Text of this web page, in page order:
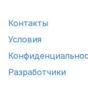
Контакты
Условия
Разработчики